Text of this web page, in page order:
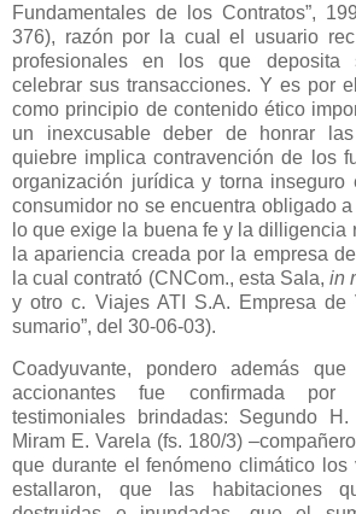
Fundamentales de los Contratos”,
376), razón por la cual el usuario
profesionales en los que deposita
celebrar sus transacciones. Y es por
como principio de contenido ético
un inexcusable deber de honrar
quiebre implica contravención de los
organización jurídica y torna inseguro
consumidor no se encuentra obligado
lo que exige la buena fe y la dilligencia
la apariencia creada por la empresa
la cual contrató (CNCom., esta Sala,in
y otro c. Viajes ATI S.A. Empresa de
sumario”, del 30-06-03).
Coadyuvante, pondero además
accionantes fue confirmada por
testimoniales brindadas: Segundo
Miram E. Varela (fs. 180/3)
que durante el fenómeno climático los
estallaron, que las habitaciones